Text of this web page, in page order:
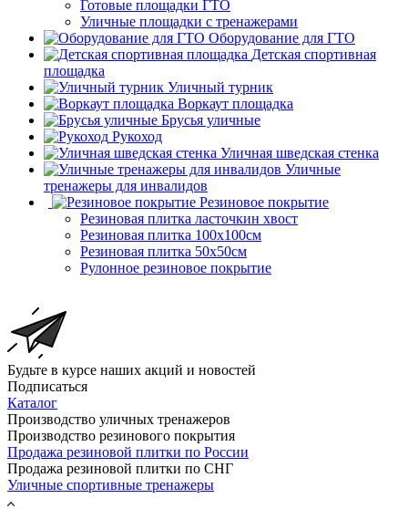
Готовые площадки ГТО
Уличные площадки с тренажерами
Оборудование для ГТО
Детская спортивная
площадка
Уличный турник
Воркаут площадка
Брусья уличные
Рукоход
Уличная шведская стенка
Уличные
тренажеры для инвалидов
Резиновое покрытие
Резиновая плитка ласточкин хвост
Резиновая плитка 100х100см
Резиновая плитка 50х50см
Рулонное резиновое покрытие
Будьте в курсе наших акций и новостей
Подписаться
Каталог
Производство уличных тренажеров
Производство резинового покрытия
Продажа резиновой плитки по России
Продажа резиновой плитки по СНГ
Уличные спортивные тренажеры